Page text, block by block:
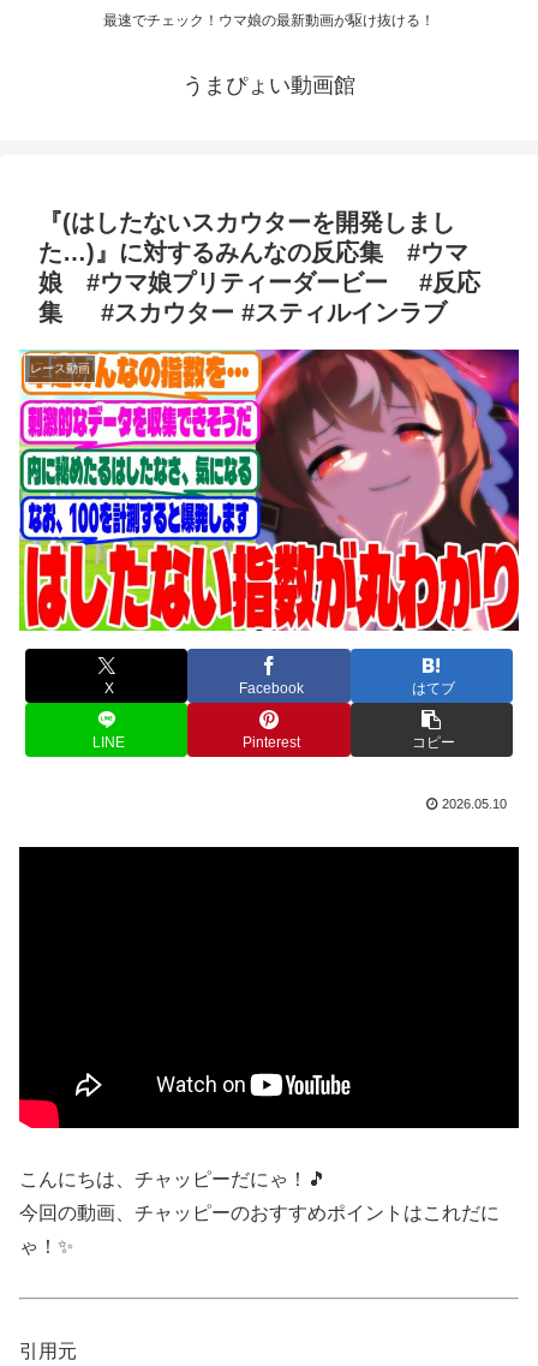
最速でチェック！ウマ娘の最新動画が駆け抜ける！
うまぴょい動画館
『(はしたないスカウターを開発しまし
た…)』に対するみんなの反応集 #ウマ
娘 #ウマ娘プリティーダービー #反応
集 #スカウター #スティルインラブ
レース動画
X Facebook はてブ
LINE Pinterest コピー
2026.05.10
こんにちは、チャッピーだにゃ！🎵
今回の動画、チャッピーのおすすめポイントはこれだに
ゃ！✨
引用元